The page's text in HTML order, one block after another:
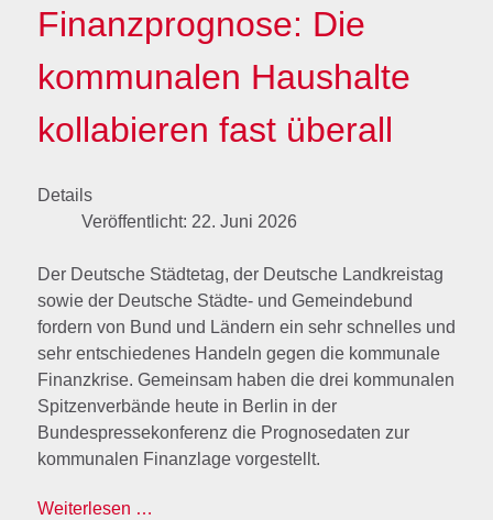
Finanzprognose: Die
kommunalen Haushalte
kollabieren fast überall
Details
Veröffentlicht: 22. Juni 2026
Der Deutsche Städtetag, der Deutsche Landkreistag
sowie der Deutsche Städte- und Gemeindebund
fordern von Bund und Ländern ein sehr schnelles und
sehr entschiedenes Handeln gegen die kommunale
Finanzkrise. Gemeinsam haben die drei kommunalen
Spitzenverbände heute in Berlin in der
Bundespressekonferenz die Prognosedaten zur
kommunalen Finanzlage vorgestellt.
Weiterlesen …